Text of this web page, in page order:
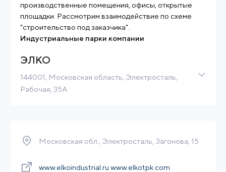
производственные помещения, офисы, открытые
площадки. Рассмотрим взаимодействие по схеме
"строительство под заказчика".
Индустриальные парки компании
ЭЛКО
144001, Московская область, Электросталь,
Рабочая, 35А
Московская обл., Электросталь, Загонова, 15
www.elkoindustrial.ru www.elkotpk.com